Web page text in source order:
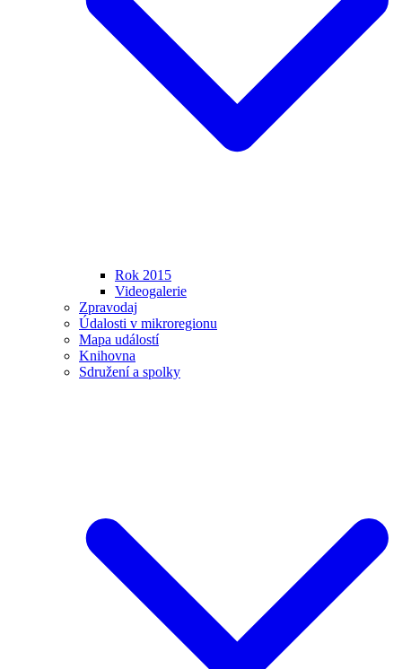
Rok 2015
Videogalerie
Zpravodaj
Údalosti v mikroregionu
Mapa událostí
Knihovna
Sdružení a spolky